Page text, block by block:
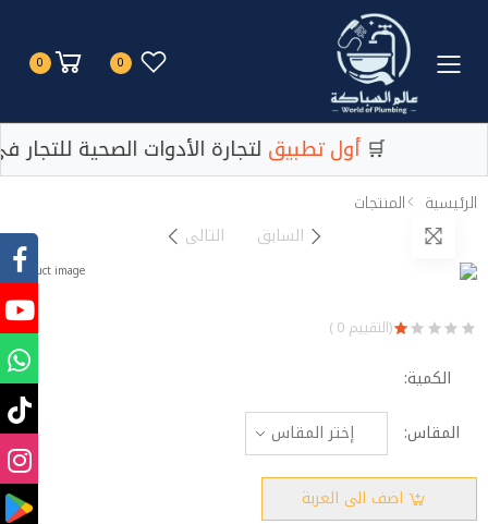
Toggle mobile menu
0
0
أول تطبيقلتجارة الأدوات الصحية لتجارة الأدوات الصحية للتجار في مصر 🛒
الرئيسية
المنتجات
السابق
التالى
(التقييم 0 )
الكمية:
المقاس:
اضف الى العربة